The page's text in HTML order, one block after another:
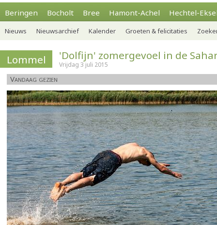
Beringen Bocholt Bree Hamont-Achel Hechtel-
Nieuws Nieuwsarchief Kalender Groeten & felicitaties
Lommel 'Dolfijn' zomergevoel in de
Vrijdag 3 juli 2015
Vandaag gezien